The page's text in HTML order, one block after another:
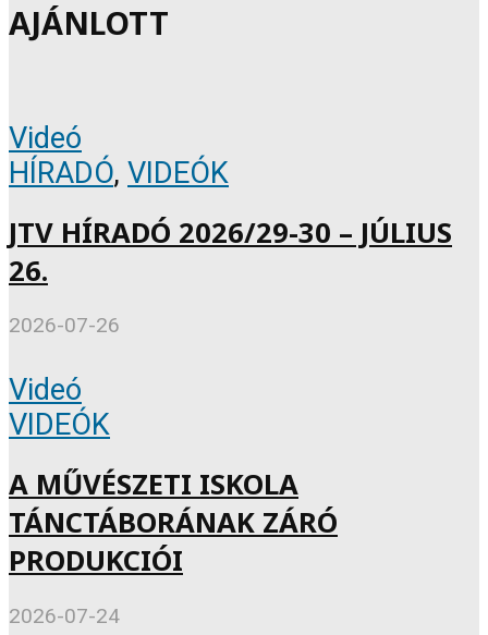
AJÁNLOTT
Videó
HÍRADÓ, VIDEÓK
JTV HÍRADÓ 2026/29-30 – JÚLIUS
26.
2026-07-26
Videó
VIDEÓK
A MŰVÉSZETI ISKOLA
TÁNCTÁBORÁNAK ZÁRÓ
PRODUKCIÓI
2026-07-24